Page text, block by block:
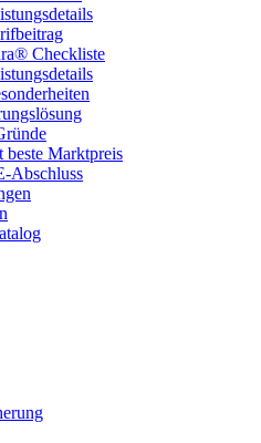
Checkliste
beste Marktpreis
Abschluss